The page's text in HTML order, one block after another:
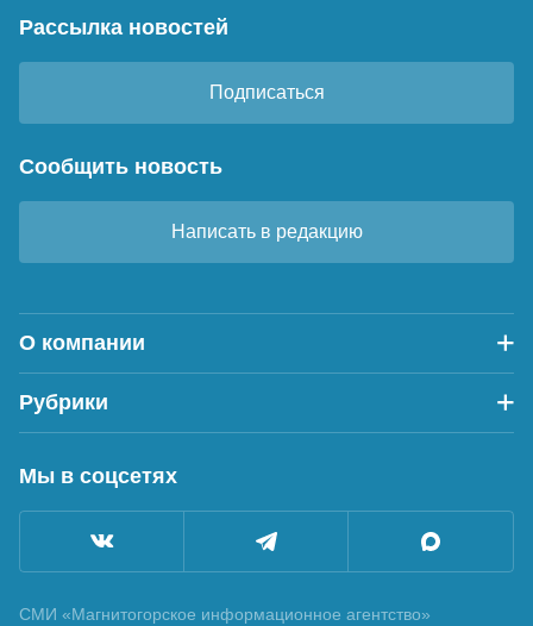
Рассылка новостей
Подписаться
Сообщить новость
Написать в редакцию
О компании
Рубрики
Мы в соцсетях
СМИ «Магнитогорское информационное агентство»